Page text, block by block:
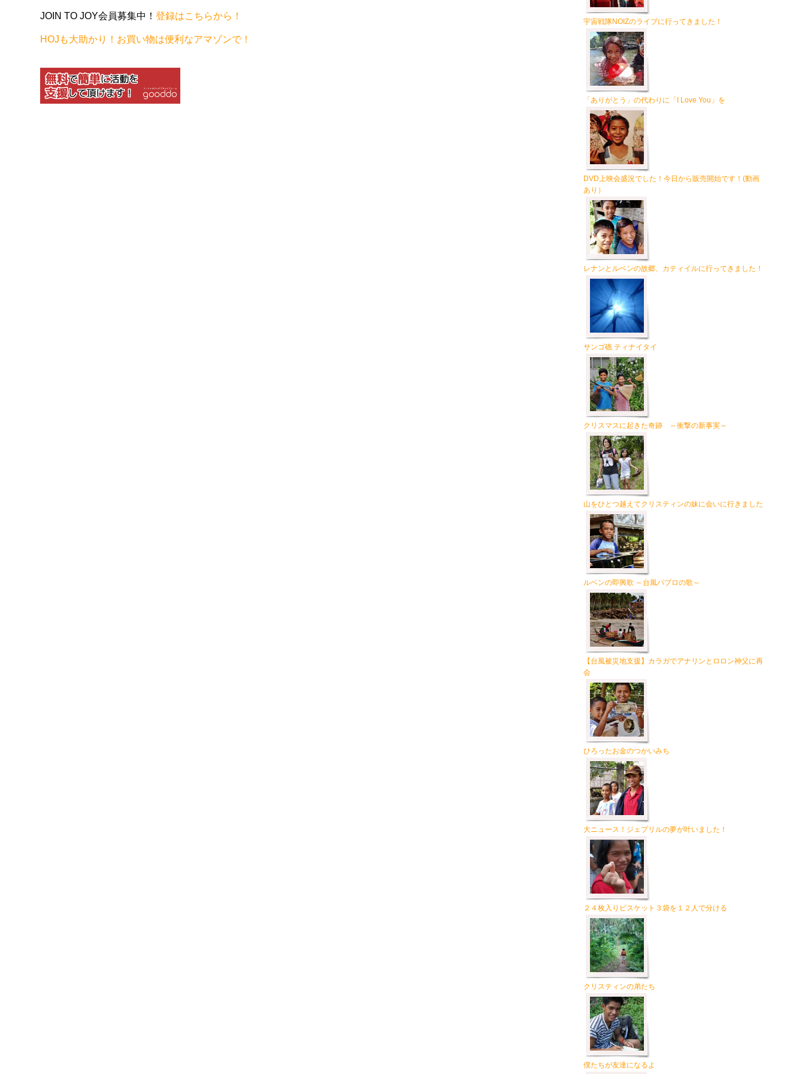
JOIN TO JOY会員募集中！登録はこちらから！
HOJも大助かり！お買い物は便利なアマゾンで！
宇宙戦隊NOIZのライブに行ってきました！
「ありがとう」の代わりに「I Love You」を
DVD上映会盛況でした！今日から販売開始です！(動画
あり）
レナンとルベンの故郷、カティイルに行ってきました！
サンゴ礁 ティナイタイ
クリスマスに起きた奇跡 ～衝撃の新事実～
山をひとつ越えてクリスティンの妹に会いに行きました
ルベンの即興歌 ～台風パブロの歌～
【台風被災地支援】カラガでアナリンとロロン神父に再
会
ひろったお金のつかいみち
大ニュース！ジェプリルの夢が叶いました！
２４枚入りビスケット３袋を１２人で分ける
クリスティンの弟たち
僕たちが友達になるよ